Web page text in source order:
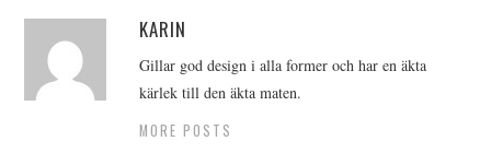
KARIN
Gillar god design i alla former och har en äkta
kärlek till den äkta maten.
MORE POSTS